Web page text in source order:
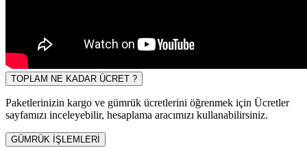
TOPLAM NE KADAR ÜCRET ?
Paketlerinizin kargo ve gümrük ücretlerini öğrenmek için Ücretler
sayfamızı inceleyebilir, hesaplama aracımızı kullanabilirsiniz.
GÜMRÜK İŞLEMLERİ